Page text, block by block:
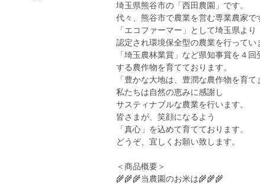
埼玉県熊谷市の「西田農園」です。
代々、熊谷市で農業を営む専業農家で
「エコファーマー」として埼玉県より
認定され環境保全型の農業を行ってい
「埼玉農林業賞」など県知事賞を４回
する農作物を育てております。
「豊かな大地は、豊潤な農作物を育て
私たちは自然の恵みに感謝し
サスティナブルな農業を行います。
皆さまが、笑顔になるよう
「真心」を込めて育てております。
どうぞ、宜しくお願い致します。
＜商品概要＞
🌾🌾🌾当農園のお米は🌾🌾🌾